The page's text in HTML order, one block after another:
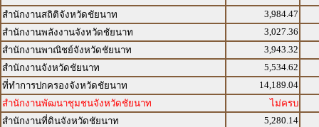
สำนักงานสถิติจังหวัดชัยนาท
3,984.47
สำนักงานพลังงานจังหวัดชัยนาท
3,027.36
สำนักงานพาณิชย์จังหวัดชัยนาท
3,943.32
สำนักงานจังหวัดชัยนาท
5,534.62
ที่ทำการปกครองจังหวัดชัยนาท
14,189.04
สำนักงานพัฒนาชุมชนจังหวัดชัยนาท
ไม่ครบ
สำนักงานที่ดินจังหวัดชัยนาท
5,280.14